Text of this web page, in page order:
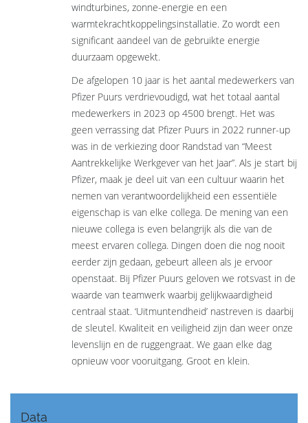
windturbines, zonne-energie en een
warmtekrachtkoppelingsinstallatie. Zo wordt een
significant aandeel van de gebruikte energie
duurzaam opgewekt.
De afgelopen 10 jaar is het aantal medewerkers van
Pfizer Puurs verdrievoudigd, wat het totaal aantal
medewerkers in 2023 op 4500 brengt. Het was
geen verrassing dat Pfizer Puurs in 2022 runner-up
was in de verkiezing door Randstad van “Meest
Aantrekkelijke Werkgever van het Jaar”. Als je start bij
Pfizer, maak je deel uit van een cultuur waarin het
nemen van verantwoordelijkheid een essentiële
eigenschap is van elke collega. De mening van een
nieuwe collega is even belangrijk als die van de
meest ervaren collega. Dingen doen die nog nooit
eerder zijn gedaan, gebeurt alleen als je ervoor
openstaat. Bij Pfizer Puurs geloven we rotsvast in de
waarde van teamwerk waarbij gelijkwaardigheid
centraal staat. ‘Uitmuntendheid’ nastreven is daarbij
de sleutel. Kwaliteit en veiligheid zijn dan weer onze
levenslijn en de ruggengraat. We gaan elke dag
opnieuw voor vooruitgang. Groot en klein.
Data